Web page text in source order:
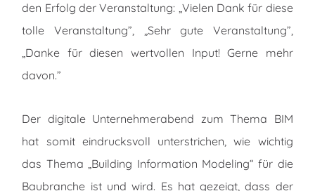
den Erfolg der Veranstaltung: „Vielen Dank für diese
tolle Veranstaltung”, „Sehr gute Veranstaltung”,
„Danke für diesen wertvollen Input! Gerne mehr
davon.”
Der digitale Unternehmerabend zum Thema BIM
hat somit eindrucksvoll unterstrichen, wie wichtig
das Thema „Building Information Modeling“ für die
Baubranche ist und wird. Es hat gezeigt, dass der